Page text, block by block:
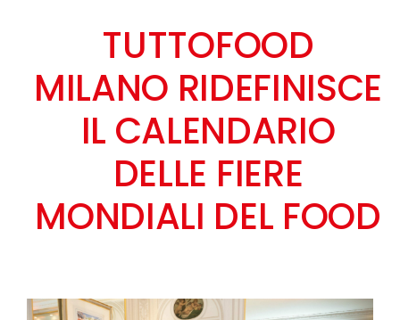
TUTTOFOOD
MILANO RIDEFINISCE
IL CALENDARIO
DELLE FIERE
MONDIALI DEL FOOD